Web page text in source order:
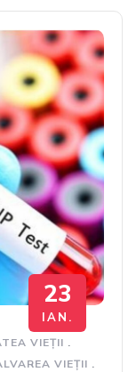
23
IAN.
VIEȚII .
VIEȚII .